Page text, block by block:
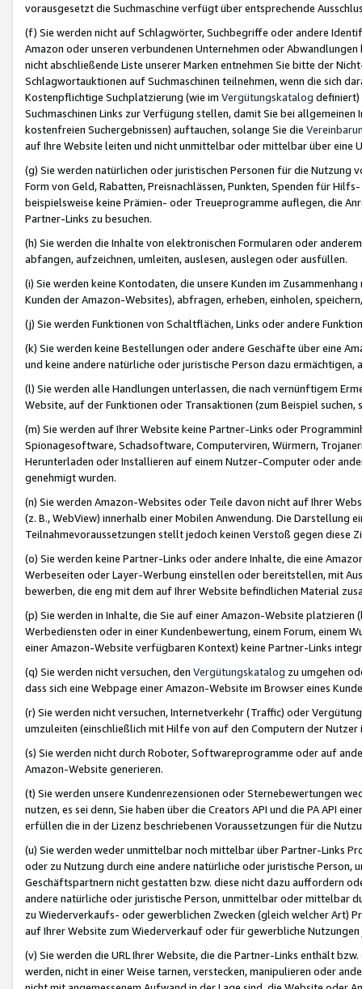
vorausgesetzt die Suchmaschine verfügt über entsprechende
(f) Sie werden nicht auf Schlagwörter, Suchbegriffe oder andere
Amazon oder unseren verbundenen Unternehmen oder
nicht abschließende Liste unserer Marken entnehmen Sie bitte der
Schlagwortauktionen auf Suchmaschinen teilnehmen, wenn die sich
Kostenpflichtige Suchplatzierung (wie im Vergütungskatalog definiert)
Suchmaschinen Links zur Verfügung stellen, damit Sie bei
kostenfreien Suchergebnissen) auftauchen, solange Sie die
auf Ihre Website leiten und nicht unmittelbar oder mittelbar über eine
(g) Sie werden natürlichen oder juristischen Personen für die Nutzung
Form von Geld, Rabatten, Preisnachlässen, Punkten, Spenden für
beispielsweise keine Prämien- oder Treueprogramme auflegen, die
Partner-Links zu besuchen.
(h) Sie werden die Inhalte von elektronischen Formularen oder
abfangen, aufzeichnen, umleiten, auslesen, auslegen oder ausfüllen.
(i) Sie werden keine Kontodaten, die unsere Kunden im
Kunden der Amazon-Websites), abfragen, erheben, einholen,
(j) Sie werden Funktionen von Schaltflächen, Links oder andere
(k) Sie werden keine Bestellungen oder andere Geschäfte über eine
und keine andere natürliche oder juristische Person dazu
(l) Sie werden alle Handlungen unterlassen, die nach vernünftigem
Website, auf der Funktionen oder Transaktionen (zum Beispiel
(m) Sie werden auf Ihrer Website keine Partner-Links oder
Spionagesoftware, Schadsoftware, Computerviren, Würmern,
Herunterladen oder Installieren auf einem Nutzer-Computer oder
genehmigt wurden.
(n) Sie werden Amazon-Websites oder Teile davon nicht auf Ihrer
(z. B., WebView) innerhalb einer Mobilen Anwendung. Die Darstellung
Teilnahmevoraussetzungen stellt jedoch keinen Verstoß gegen diese
(o) Sie werden keine Partner-Links oder andere Inhalte, die eine
Werbeseiten oder Layer-Werbung einstellen oder bereitstellen, mit
bewerben, die eng mit dem auf Ihrer Website befindlichen Material
(p) Sie werden in Inhalte, die Sie auf einer Amazon-Website
Werbediensten oder in einer Kundenbewertung, einem Forum, einem
einer Amazon-Website verfügbaren Kontext) keine Partner-Links
(q) Sie werden nicht versuchen, den Vergütungskatalog zu umgehen
dass sich eine Webpage einer Amazon-Website im Browser eines
(r) Sie werden nicht versuchen, Internetverkehr (Traffic) oder
umzuleiten (einschließlich mit Hilfe von auf den Computern der
(s) Sie werden nicht durch Roboter, Softwareprogramme oder auf
Amazon-Website generieren.
(t) Sie werden unsere Kundenrezensionen oder Sternebewertungen
nutzen, es sei denn, Sie haben über die Creators API und die PA API
erfüllen die in der Lizenz beschriebenen Voraussetzungen für die
(u) Sie werden weder unmittelbar noch mittelbar über Partner-Links
oder zu Nutzung durch eine andere natürliche oder juristische
Geschäftspartnern nicht gestatten bzw. diese nicht dazu auffordern
andere natürliche oder juristische Person, unmittelbar oder mittelbar
zu Wiederverkaufs- oder gewerblichen Zwecken (gleich welcher Art)
auf Ihrer Website zum Wiederverkauf oder für gewerbliche
(v) Sie werden die URL Ihrer Website, die die Partner-Links enthält
werden, nicht in einer Weise tarnen, verstecken, manipulieren oder